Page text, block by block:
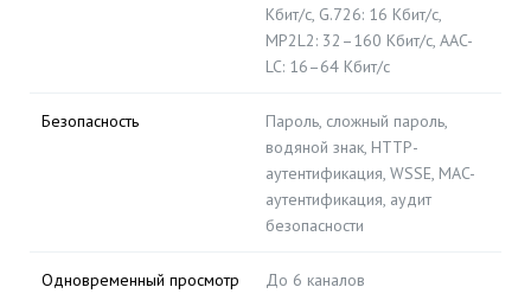
Кбит/с, G.726: 16 Кбит/с,
MP2L2: 32–160 Кбит/с, AAC-
LC: 16–64 Кбит/с
Безопасность
Пароль, сложный пароль,
водяной знак, HTTP-
аутентификация, WSSE, MAC-
аутентификация, аудит
безопасности
Одновременный просмотр До 6 каналов